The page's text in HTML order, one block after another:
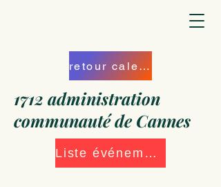
retour calendrier
1712 administration
communauté de Cannes
Liste événements